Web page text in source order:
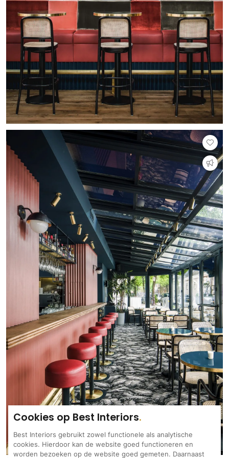
PVC vloeren
Gietvloeren
Houten vloeren
Natuursteen en keramiek vloeren
Vloerkleden
Afwerking
Wandafwerking
Beton Ciré
Behang / Wandtextiel
Natuursteen en keramiek
Leer
Schilderwerk
Stucwerk
Spuitwerk
Technologie
Audio/Video
Thuisbioscoop
Domotica
Fitnessapparatuur
Wifi
Overig
Aannemers Interieur
Binnenzwembaden
Wellness
Cookies op Best Interiors
Best Interiors gebruikt zowel functionele als analytische
cookies. Hierdoor kan de website goed functioneren en
worden bezoeken op de website goed gemeten. Daarnaast